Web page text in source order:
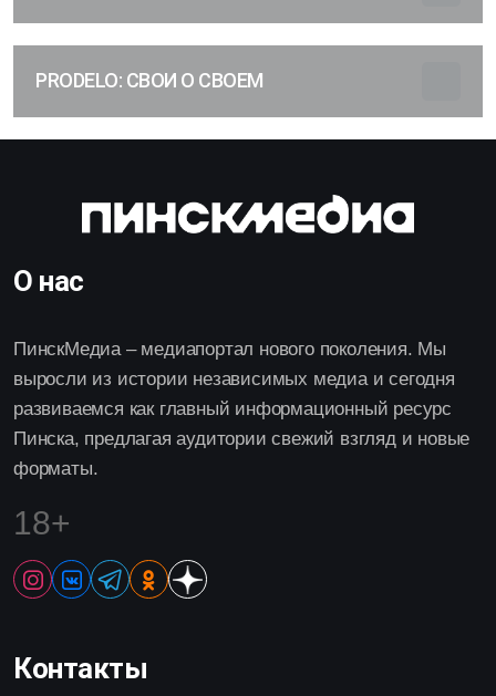
PRODELO: СВОИ О СВОЕМ
О нас
ПинскМедиа – медиапортал нового поколения. Мы
выросли из истории независимых медиа и сегодня
развиваемся как главный информационный ресурс
Пинска, предлагая аудитории свежий взгляд и новые
форматы.
18+
Контакты